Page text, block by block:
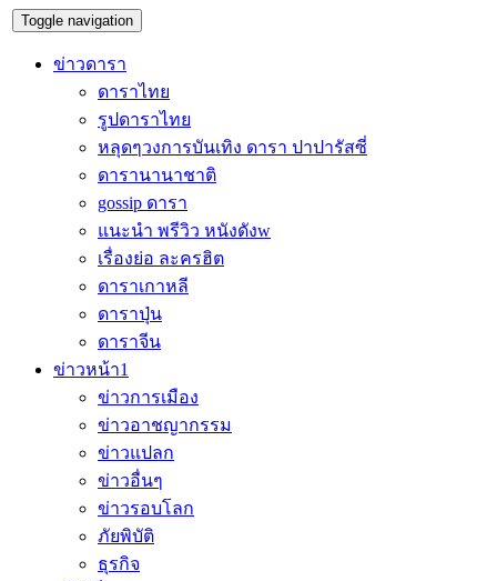
Toggle navigation
ข่าวดารา
ดาราไทย
รูปดาราไทย
หลุดๆวงการบันเทิง ดารา ปาปารัสซี่
ดารานานาชาติ
gossip ดารา
แนะนำ พรีวิว หนังดังw
เรื่องย่อ ละครฮิต
ดาราเกาหลี
ดาราปุ่น
ดาราจีน
ข่าวหน้า1
ข่าวการเมือง
ข่าวอาชญากรรม
ข่าวแปลก
ข่าวอื่นๆ
ข่าวรอบโลก
ภัยพิบัติ
ธุรกิจ